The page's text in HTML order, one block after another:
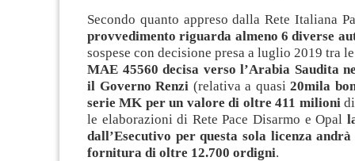
Secondo quanto appreso dalla Rete Italiana
provvedimento riguarda almeno 6 diverse
sospese con decisione presa a luglio 2019 tra
MAE 45560 decisa verso l’Arabia Saudita
il Governo Renzi (relativa a quasi20mila
serie MK per un valore di oltre 411 milionidi
le elaborazioni di Rete Pace Disarmo e Opal
dall’Esecutivo per questa sola licenza
fornitura di oltre 12.700 ordigni.